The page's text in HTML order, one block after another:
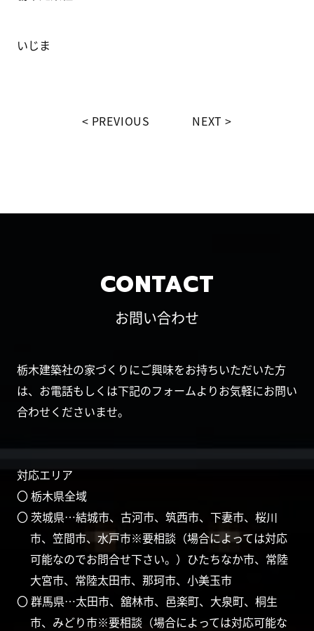
いじま
PREVIOUS NEXT
CONTACT
お問い合わせ
栃木建築社の家づくりにご興味をお持ちいただいた方
は、お電話もしくは下記のフォームよりお気軽にお問い
合わせくださいませ。
対応エリア
〇 栃木県全域
〇 茨城県…結城市、古河市、筑西市、下妻市、桜川
市、笠間市、水戸市※要相談（場合によっては対応
可能なのでお問合せ下さい。）ひたちなか市、常陸
大宮市、常陸太田市、那珂市、小美玉市
〇 群馬県…太田市、舘林市、邑楽町、大泉町、桐生
市、みどり市※要相談（場合によっては対応可能な